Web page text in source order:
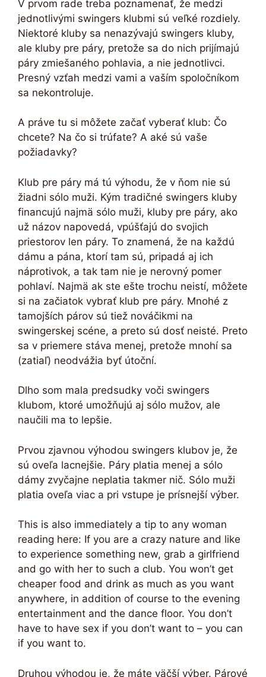
V prvom rade treba poznamenať, že medzi
jednotlivými swingers klubmi sú veľké rozdiely.
Niektoré kluby sa nenazývajú swingers kluby,
ale kluby pre páry, pretože sa do nich prijímajú
páry zmiešaného pohlavia, a nie jednotlivci.
Presný vzťah medzi vami a vaším spoločníkom
sa nekontroluje.
A práve tu si môžete začať vyberať klub: Čo
chcete? Na čo si trúfate? A aké sú vaše
požiadavky?
Klub pre páry má tú výhodu, že v ňom nie sú
žiadni sólo muži. Kým tradičné swingers kluby
financujú najmä sólo muži, kluby pre páry, ako
už názov napovedá, vpúšťajú do svojich
priestorov len páry. To znamená, že na každú
dámu a pána, ktorí tam sú, pripadá aj ich
náprotivok, a tak tam nie je nerovný pomer
pohlaví. Najmä ak ste ešte trochu neistí, môžete
si na začiatok vybrať klub pre páry. Mnohé z
tamojších párov sú tiež nováčikmi na
swingerskej scéne, a preto sú dosť neisté. Preto
sa v priemere stáva menej, pretože mnohí sa
(zatiaľ) neodvážia byť útoční.
Dlho som mala predsudky voči swingers
klubom, ktoré umožňujú aj sólo mužov, ale
naučili ma to lepšie.
Prvou zjavnou výhodou swingers klubov je, že
sú oveľa lacnejšie. Páry platia menej a sólo
dámy zvyčajne neplatia takmer nič. Sólo muži
platia oveľa viac a pri vstupe je prísnejší výber.
This is also immediately a tip to any woman
reading here: If you are a crazy nature and like
to experience something new, grab a girlfriend
and go with her to such a club. You won’t get
cheaper food and drink as much as you want
anywhere, in addition of course to the evening
entertainment and the dance floor. You don’t
have to have sex if you don’t want to – you can
if you want to.
Druhou výhodou je, že máte väčší výber. Párové